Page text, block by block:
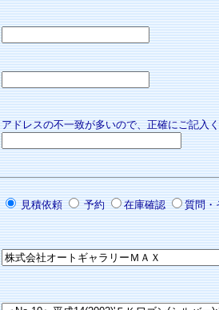
アドレスの不一致が多いので、正確にご記入
見積依頼 予約 在庫確認 質問・